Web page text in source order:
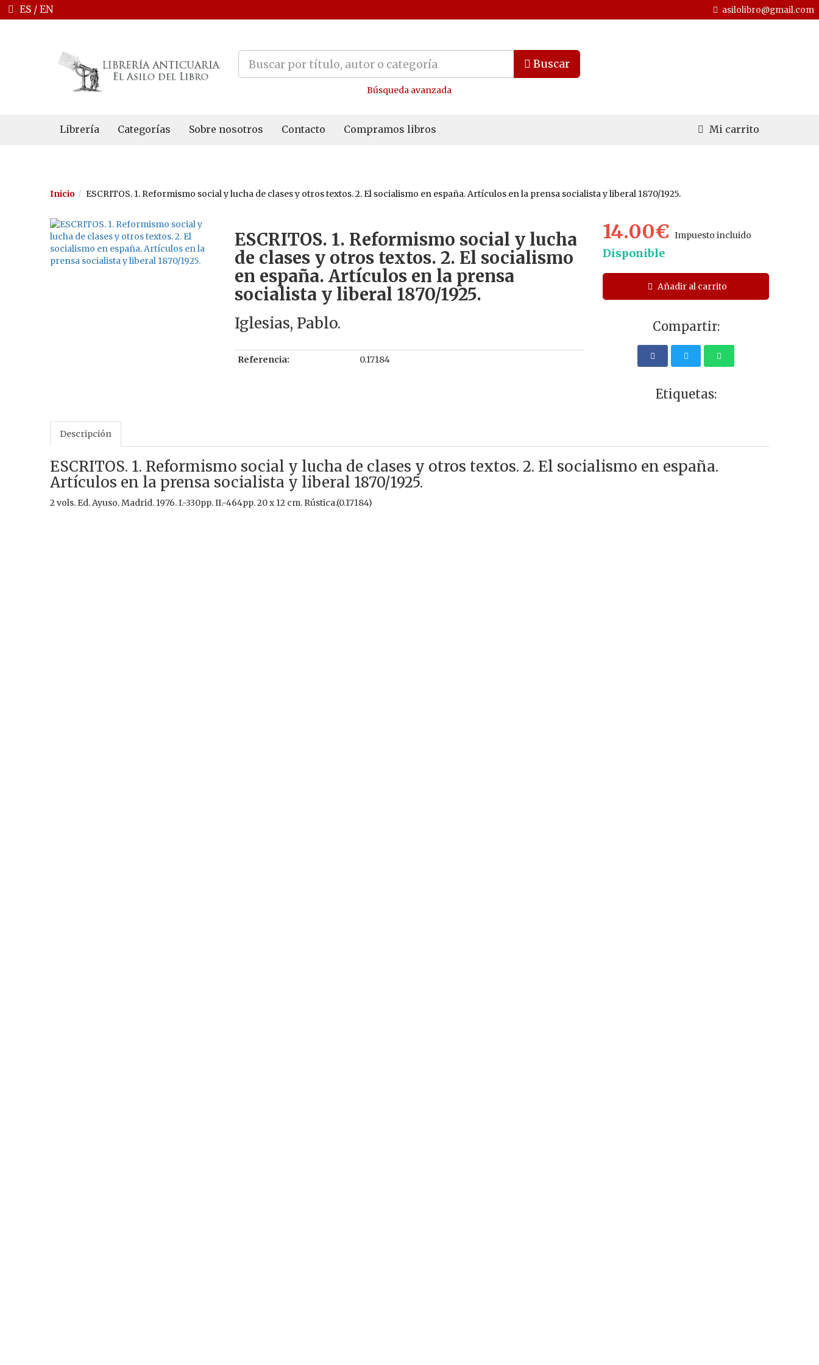
ES / EN asilolibro@gmail.com
Buscar
Búsqueda avanzada
Librería Categorías Sobre nosotros Contacto Compramos libros Mi carrito
Inicio ESCRITOS. 1. Reformismo social y lucha de clases y otros textos. 2. El socialismo en españa. Artículos en la prensa socialista y liberal 1870/1925.
ESCRITOS. 1. Reformismo social y lucha
de clases y otros textos. 2. El socialismo
en españa. Artículos en la prensa
socialista y liberal 1870/1925.
Iglesias, Pablo.
Referencia: 0.17184
14.00€Impuesto incluido
Disponible
Añadir al carrito
Compartir:
Etiquetas:
Descripción
ESCRITOS. 1. Reformismo social y lucha de clases y otros textos. 2. El socialismo en españa.
Artículos en la prensa socialista y liberal 1870/1925.
2 vols. Ed. Ayuso. Madrid. 1976. I.-330pp. II.-464pp. 20 x 12 cm. Rústica.(0.17184)